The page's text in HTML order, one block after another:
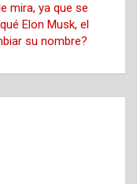
mira, ya que se
Elon Musk, el
su nombre?